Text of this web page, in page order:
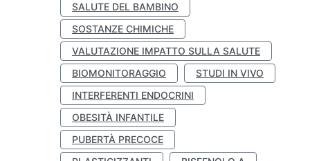
SALUTE DEL BAMBINO
SOSTANZE CHIMICHE
VALUTAZIONE IMPATTO SULLA SALUTE
BIOMONITORAGGIO
STUDI IN VIVO
INTERFERENTI ENDOCRINI
OBESITÀ INFANTILE
PUBERTÀ PRECOCE